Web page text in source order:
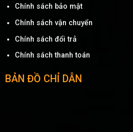
Chính sách bảo mật
Chính sách vận chuyển
Chính sách đổi trả
Chính sách thanh toán
BẢN ĐỒ CHỈ DẪN